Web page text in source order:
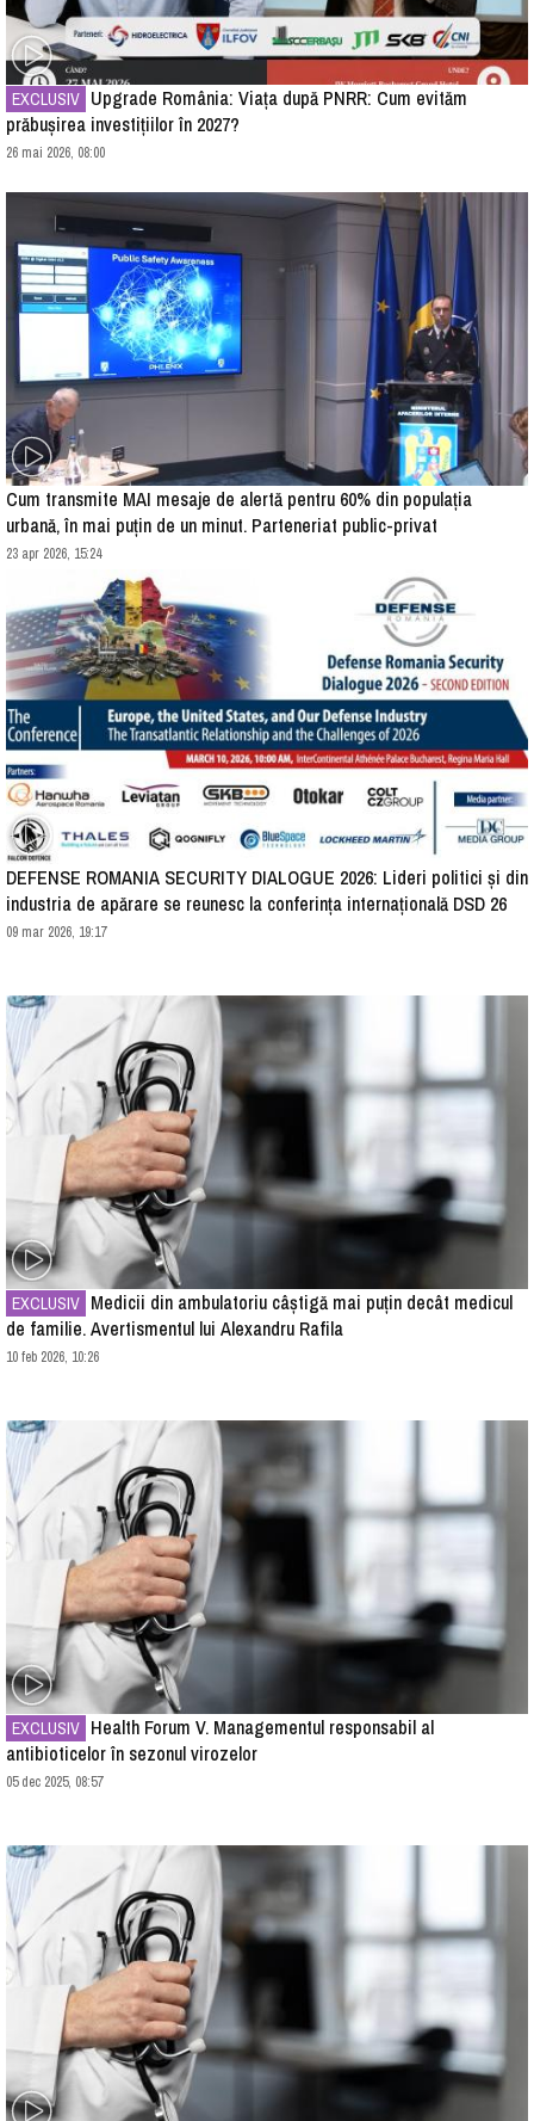
EXCLUSIV
prăbușirea investițiilor în 2027?
26 mai 2026, 08:00
Cum transmite MAI mesaje de alertă pentru 60% din populația
urbană, în mai puțin de un minut. Parteneriat public-privat
23 apr 2026, 15:24
DEFENSE ROMANIA SECURITY DIALOGUE 2026: Lideri politici și din
industria de apărare se reunesc la conferința internațională DSD 26
09 mar 2026, 19:17
EXCLUSIV
de familie. Avertismentul lui Alexandru Rafila
10 feb 2026, 10:26
EXCLUSIV
antibioticelor în sezonul virozelor
05 dec 2025, 08:57